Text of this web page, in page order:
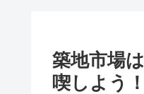
築地市場
喫しよう！